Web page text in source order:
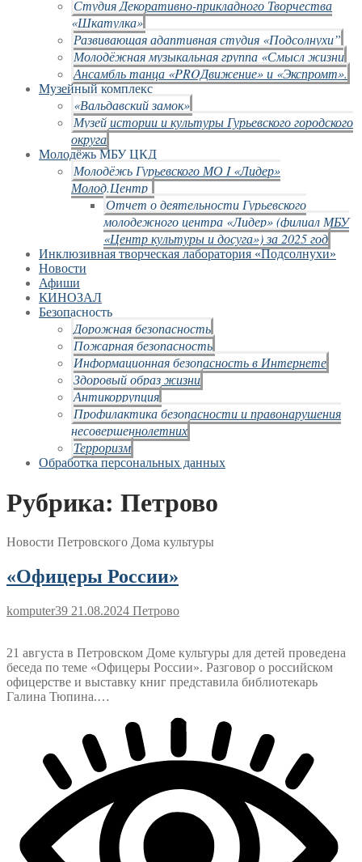
Студия Декоративно-прикладного Творчества
«Шкатулка»
Развивающая адаптивная студия «Подсолнухи”
Молодёжная музыкальная группа «Смысл жизни
Ансамбль танца «PROДвижение» и «Экспромт».
Музейный комплекс
«Вальдавский замок»
Музей истории и культуры Гурьевского городского
округа
Молодёжь МБУ ЦКД
Молодёжь Гурьевского МО I «Лидер»
Молод.Центр
Отчет о деятельности Гурьевского
молодежного центра «Лидер» (филиал МБУ
«Центр культуры и досуга») за 2025 год
Инклюзивная творческая лаборатория «Подсолнухи»
Новости
Афиши
КИНОЗАЛ
Безопасность
Дорожная безопасность
Пожарная безопасность
Информационная безопасность в Интернете
Здоровый образ жизни
Антикоррупция
Профилактика безопасности и правонарушения
несовершеннолетних
Терроризм
Обработка персональных данных
Рубрика: Петрово
Новости Петровского Дома культуры
«Офицеры России»
komputer39 21.08.2024 Петрово
21 августа в Петровском Доме культуры для детей проведена
беседа по теме «Офицеры России». Разговор о российском
офицерстве и выставку книг представила библиотекарь
Галина Тюпина.…